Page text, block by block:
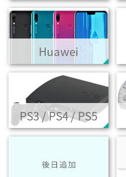
Huawei
PS3 / PS4 / PS5